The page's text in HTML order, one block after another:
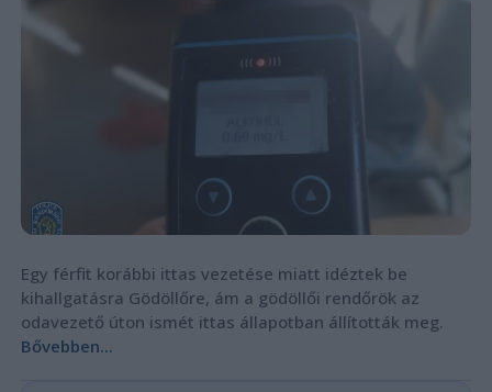
Egy férfit korábbi ittas vezetése miatt idéztek be
kihallgatásra Gödöllőre, ám a gödöllői rendőrök az
odavezető úton ismét ittas állapotban állították meg.
Bővebben...